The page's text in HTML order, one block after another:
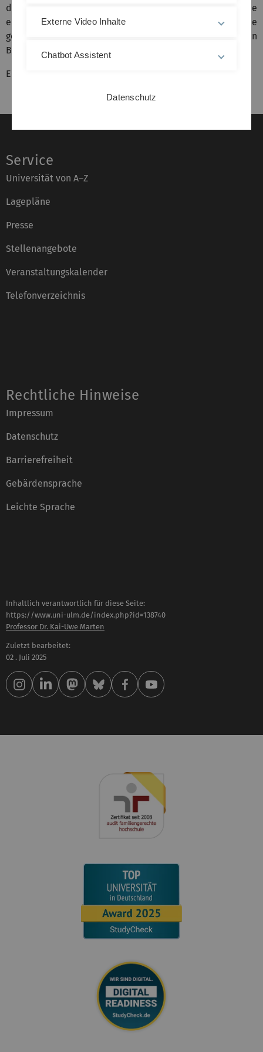
die Unternehmensvertreter:innen schätzten die
entspannte Atmosphäre vor Ort und die dadurch zustande
gekommenen Gespräche, in denen Fragen rund um den
Beruf ausführlich besprochen werden konnten.
Einen ausführlichen Bericht finden Sie
Service
Universität von A–Z
Lagepläne
Presse
Stellenangebote
Veranstaltungskalender
Telefonverzeichnis
Rechtliche Hinweise
Impressum
Datenschutz
Barrierefreiheit
Gebärdensprache
Leichte Sprache
Inhaltlich verantwortlich für diese Seite:
https://www.uni-ulm.de/index.php?id=138740
Professor Dr. Kai-Uwe Marten
Zuletzt bearbeitet:
02 . Juli 2025
Externe Video Inhalte
Chatbot Assistent
Datenschutz